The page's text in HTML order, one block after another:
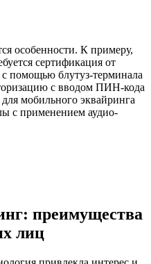
особенности. К примеру,
сертификация от
помощью блутуз-терминала
с вводом ПИН-кода
мобильного эквайринга
с применением аудио-
преимущества
лиц